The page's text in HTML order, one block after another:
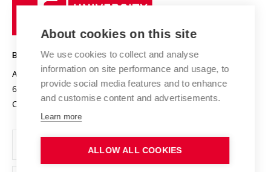
Research infrastructures
Projects
Projects from Structural Funds
Specific University Research
International Agreements
Safe University
Organization Structure
Official notice board
Personal Data Protection
Support and development of employees and students
Technology
BRNO UNIVERSITY OF TECHNOLOGY
Antonínská 548/1
602 00 Brno
Czech Republic
www.vut.cz
vut@vutbr.cz
About cookies on this site
We use cookies to collect and analyse
information on site performance and usage, to
provide social media features and to enhance
and customise content and advertisements.
Learn more
ALLOW ALL COOKIES